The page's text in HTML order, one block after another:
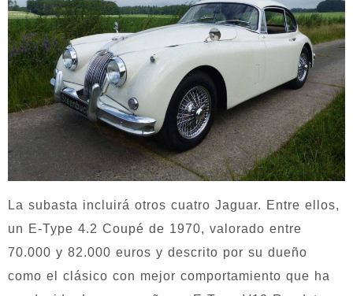
La subasta incluirá otros cuatro Jaguar. Entre ellos,
un E-Type 4.2 Coupé de 1970, valorado entre
70.000 y 82.000 euros y descrito por su dueño
como el clásico con mejor comportamiento que ha